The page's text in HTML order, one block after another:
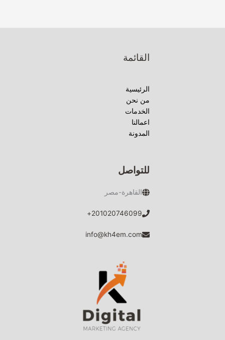
القائمة
الرئيسية
من نحن
الخدمات
اعمالنا
المدونة
للتواصل
القاهرة-مصر
201020746099+
info@kh4em.com